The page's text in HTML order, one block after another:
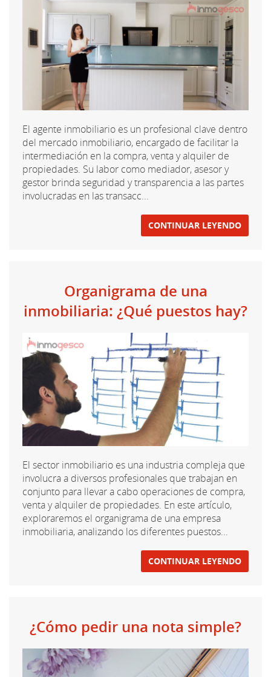
El agente inmobiliario es un profesional clave dentro
del mercado inmobiliario, encargado de facilitar la
intermediación en la compra, venta y alquiler de
propiedades. Su labor como mediador, asesor y
gestor brinda seguridad y transparencia a las partes
involucradas en las transacc...
CONTINUAR LEYENDO
Organigrama de una
inmobiliaria: ¿Qué puestos hay?
El sector inmobiliario es una industria compleja que
involucra a diversos profesionales que trabajan en
conjunto para llevar a cabo operaciones de compra,
venta y alquiler de propiedades. En este artículo,
exploraremos el organigrama de una empresa
inmobiliaria, analizando los diferentes puestos...
CONTINUAR LEYENDO
¿Cómo pedir una nota simple?